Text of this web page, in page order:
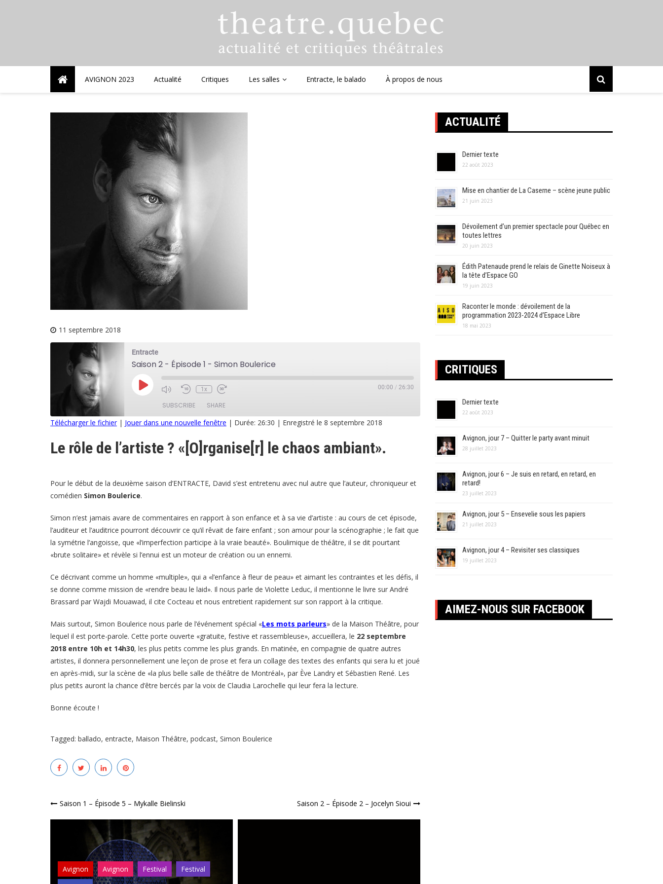
AVIGNON 2023 Actualité Critiques Les salles Entracte, le balado À propos de nous
11 septembre 2018
Entracte
Saison 2 - Épisode 1 - Simon Boulerice
Play
Episode
1x 00:00 / 26:30
SUBSCRIBE SHARE
RSS FEED
LINK
Télécharger le fichier| Jouer dans une nouvelle fenêtre | Durée: 26:30 | Enregistré le 8 septembre 2018
Le rôle de l’artiste ? «[O]rganise[r] le chaos ambiant».
Pour le début de la deuxième saison d’ENTRACTE, David s’est entretenu avec nul autre que l’auteur, chroniqueur et
comédien Simon Boulerice.
Simon n’est jamais avare de commentaires en rapport à son enfance et à sa vie d’artiste : au cours de cet épisode,
l’auditeur et l’auditrice pourront découvrir ce qu’il rêvait de faire enfant ; son amour pour la scénographie ; le fait que
la symétrie l’angoisse, que «l’imperfection participe à la vraie beauté». Boulimique de théâtre, il se dit pourtant
«brute solitaire» et révèle si l’ennui est un moteur de création ou un ennemi.
Ce décrivant comme un homme «multiple», qui a «l’enfance à fleur de peau» et aimant les contraintes et les défis, il
se donne comme mission de «rendre beau le laid». Il nous parle de Violette Leduc, il mentionne le livre sur André
Brassard par Wajdi Mouawad, il cite Cocteau et nous entretient rapidement sur son rapport à la critique.
Mais surtout, Simon Boulerice nous parle de l’événement spécial «Les mots parleurs» de la Maison Théâtre, pour
lequel il est porte-parole. Cette porte ouverte «gratuite, festive et rassembleuse», accueillera, le 22 septembre
2018 entre 10h et 14h30, les plus petits comme les plus grands. En matinée, en compagnie de quatre autres
artistes, il donnera personnellement une leçon de prose et fera un collage des textes des enfants qui sera lu et joué
en après-midi, sur la scène de «la plus belle salle de théâtre de Montréal», par Ève Landry et Sébastien René. Les
plus petits auront la chance d’être bercés par la voix de Claudia Larochelle qui leur fera la lecture.
Bonne écoute !
Tagged: ballado, entracte, Maison Théâtre, podcast, Simon Boulerice
Navigation
de
l’article
Saison 1 – Épisode 5 – Mykalle Bielinski Saison 2 – Épisode 2 – Jocelyn Sioui
Avignon Avignon Festival
Festival
ACTUALITÉ
Dernier texte
22 août 2023
Mise en chantier de La Caserne – scène jeune public
21 juin 2023
Dévoilement d’un premier spectacle pour Québec en
toutes lettres
20 juin 2023
Édith Patenaude prend le relais de Ginette Noiseux à
la tête d’Espace GO
19 juin 2023
Raconter le monde : dévoilement de la
programmation 2023-2024 d’Espace Libre
18 mai 2023
CRITIQUES
Dernier texte
22 août 2023
Avignon, jour 7 – Quitter le party avant minuit
28 juillet 2023
Avignon, jour 6 – Je suis en retard, en retard, en
retard!
23 juillet 2023
Avignon, jour 5 – Ensevelie sous les papiers
21 juillet 2023
Avignon, jour 4 – Revisiter ses classiques
19 juillet 2023
AIMEZ-NOUS SUR FACEBOOK